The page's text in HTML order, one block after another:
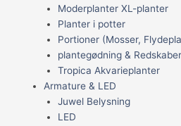
Moderplanter XL-planter
Planter i potter
Portioner (Mosser,
plantegødning & Redskaber
Tropica Akvarieplanter
Armature & LED
Juwel Belysning
LED